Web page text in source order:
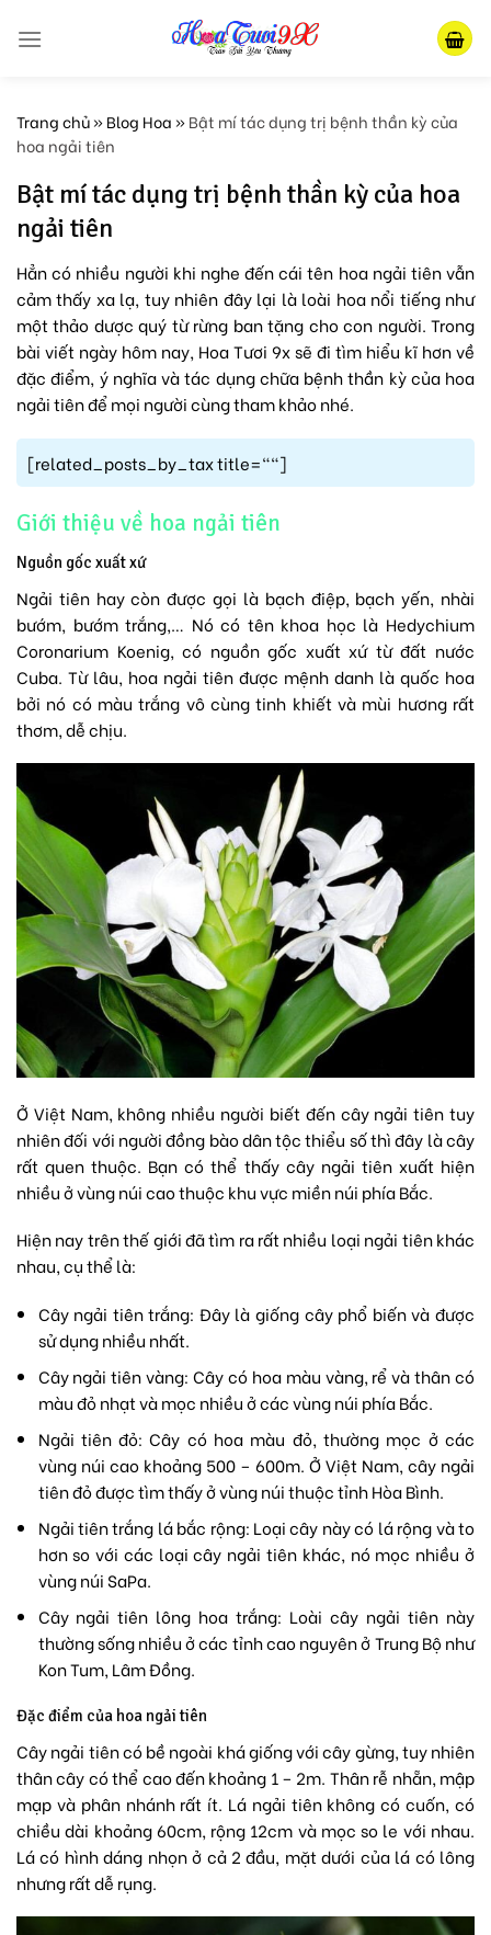
Trang chủ»Blog Hoa»Bật mí tác dụng trị bệnh thần kỳ của
hoa ngải tiên
Bật mí tác dụng trị bệnh thần kỳ của hoa
ngải tiên
Hẳn có nhiều người khi nghe đến cái tên hoa ngải tiên vẫn
cảm thấy xa lạ, tuy nhiên đây lại là loài hoa nổi tiếng như
một thảo dược quý từ rừng ban tặng cho con người. Trong
bài viết ngày hôm nay, Hoa Tươi 9x sẽ đi tìm hiểu kĩ hơn về
đặc điểm, ý nghĩa và tác dụng chữa bệnh thần kỳ của hoa
ngải tiên để mọi người cùng tham khảo nhé.
[related_posts_by_tax title=""]
Giới thiệu về hoa ngải tiên
Nguồn gốc xuất xứ
Ngải tiên hay còn được gọi là bạch điệp, bạch yến, nhài
bướm, bướm trắng,… Nó có tên khoa học là Hedychium
Coronarium Koenig, có nguồn gốc xuất xứ từ đất nước
Cuba. Từ lâu, hoa ngải tiên được mệnh danh là quốc hoa
bởi nó có màu trắng vô cùng tinh khiết và mùi hương rất
thơm, dễ chịu.
Ở Việt Nam, không nhiều người biết đến cây ngải tiên tuy
nhiên đối với người đồng bào dân tộc thiểu số thì đây là cây
rất quen thuộc. Bạn có thể thấy cây ngải tiên xuất hiện
nhiều ở vùng núi cao thuộc khu vực miền núi phía Bắc.
Hiện nay trên thế giới đã tìm ra rất nhiều loại ngải tiên khác
nhau, cụ thể là:
Cây ngải tiên trắng: Đây là giống cây phổ biến và được
sử dụng nhiều nhất.
Cây ngải tiên vàng: Cây có hoa màu vàng, rể và thân có
màu đỏ nhạt và mọc nhiều ở các vùng núi phía Bắc.
Ngải tiên đỏ: Cây có hoa màu đỏ, thường mọc ở các
vùng núi cao khoảng 500 – 600m. Ở Việt Nam, cây ngải
tiên đỏ được tìm thấy ở vùng núi thuộc tỉnh Hòa Bình.
Ngải tiên trắng lá bắc rộng: Loại cây này có lá rộng và to
hơn so với các loại cây ngải tiên khác, nó mọc nhiều ở
vùng núi SaPa.
Cây ngải tiên lông hoa trắng: Loài cây ngải tiên này
thường sống nhiều ở các tỉnh cao nguyên ở Trung Bộ như
Kon Tum, Lâm Đồng.
Đặc điểm của hoa ngải tiên
Cây ngải tiên có bề ngoài khá giống với cây gừng, tuy nhiên
thân cây có thể cao đến khoảng 1 – 2m. Thân rễ nhẵn, mập
mạp và phân nhánh rất ít. Lá ngải tiên không có cuốn, có
chiều dài khoảng 60cm, rộng 12cm và mọc so le với nhau.
Lá có hình dáng nhọn ở cả 2 đầu, mặt dưới của lá có lông
nhưng rất dễ rụng.